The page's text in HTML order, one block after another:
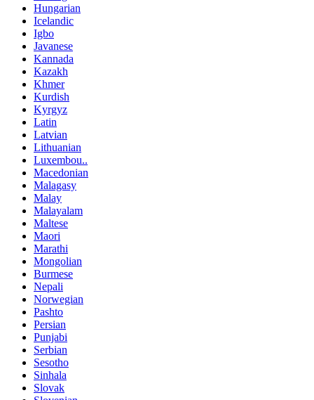
Hungarian
Icelandic
Igbo
Javanese
Kannada
Kazakh
Khmer
Kurdish
Kyrgyz
Latin
Latvian
Lithuanian
Luxembou..
Macedonian
Malagasy
Malay
Malayalam
Maltese
Maori
Marathi
Mongolian
Burmese
Nepali
Norwegian
Pashto
Persian
Punjabi
Serbian
Sesotho
Sinhala
Slovak